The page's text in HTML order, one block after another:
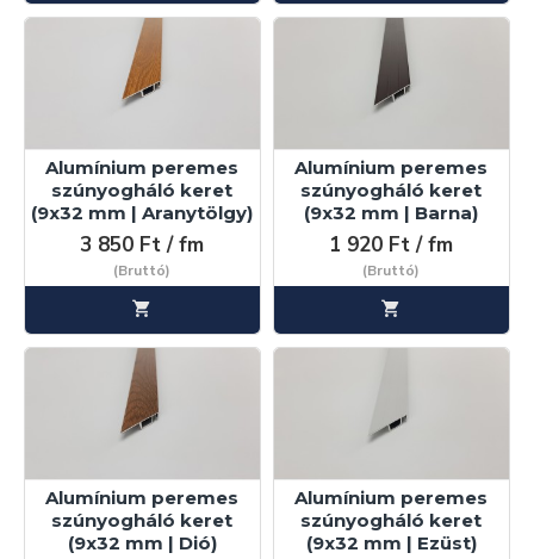
Alumínium peremes
szúnyogháló keret
(9x32 mm | Aranytölgy)
3 850 Ft / fm
(Bruttó)
Alumínium peremes
szúnyogháló keret
(9x32 mm | Barna)
1 920 Ft / fm
(Bruttó)
Alumínium peremes
szúnyogháló keret
(9x32 mm | Dió)
Alumínium peremes
szúnyogháló keret
(9x32 mm | Ezüst)